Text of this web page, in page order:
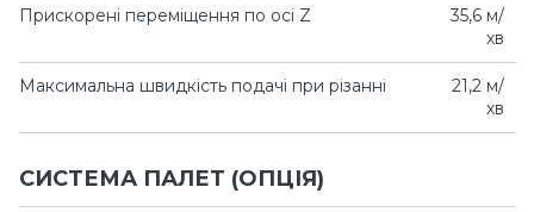
Прискорені переміщення по осі Z
35,6 м/
хв
Максимальна швидкість подачі при різанні
21,2 м/
хв
СИСТЕМА ПАЛЕТ (ОПЦІЯ)